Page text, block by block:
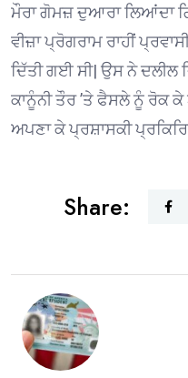
ਮੌਰਾ ਗੋਮਜ਼ ਦੁਆਰਾ ਲਿਆਂਦਾ
ਵੀਜ਼ਾ ਪ੍ਰੋਗਰਾਮ ਰਾਹੀਂ
ਦਿੱਤੀ ਗਈ ਸੀ| ਉਸ ਨੇ ਦਲੀਲ
ਕਾਨੂੰਨੀ ਤੌਰ ’ਤੇ ਫੈਸਲੇ ਨੂੰ ਰੋਕ
ਅਪਣਾ ਕੇ ਪ੍ਰਸ਼ਾਸਕੀ
Share: